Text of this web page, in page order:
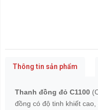
Thông tin sản phẩm
Thanh đồng đỏ C1100
đồng có độ tinh khiết